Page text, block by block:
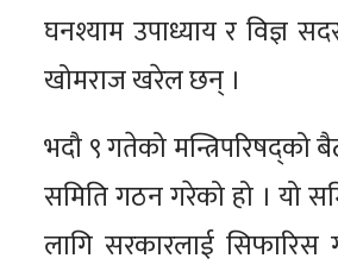
घनश्याम उपाध्याय र विज्ञ
खोमराज खरेल छन् ।
भदौ ९ गतेको
समिति गठन गरेको हो । यो
लागि सरकारलाई